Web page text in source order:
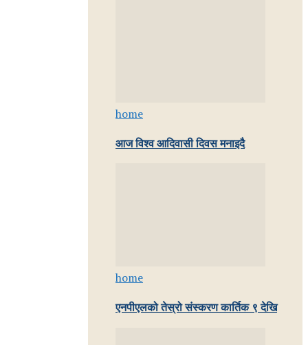
home
आज विश्व आदिवासी दिवस मनाइदै
home
एनपीएलको तेस्रो संस्करण कार्तिक ९ देखि